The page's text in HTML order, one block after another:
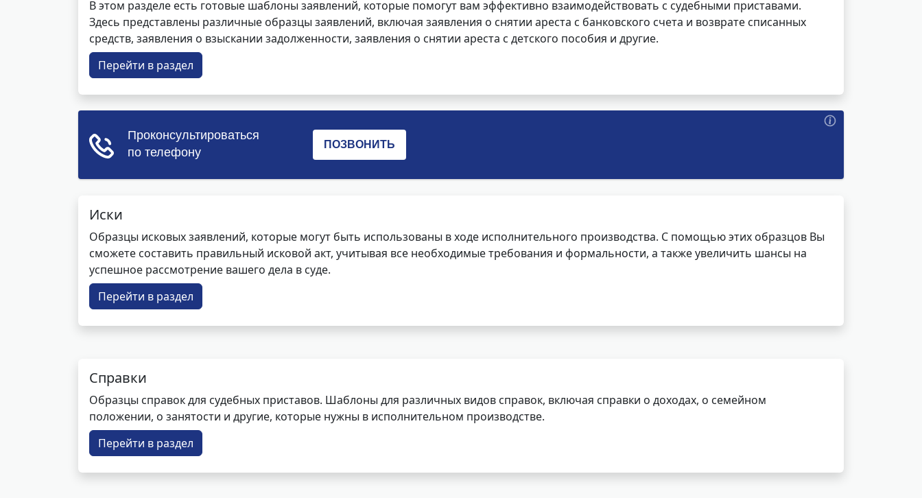
В этом разделе есть готовые шаблоны заявлений, которые помогут вам эффективно взаимодействовать с судебными приставами.
Здесь представлены различные образцы заявлений, включая заявления о снятии ареста с банковского счета и возврате списанных
средств, заявления о взыскании задолженности, заявления о снятии ареста с детского пособия и другие.
Перейти в раздел
Иски
Образцы исковых заявлений, которые могут быть использованы в ходе исполнительного производства. С помощью этих образцов Вы
сможете составить правильный исковой акт, учитывая все необходимые требования и формальности, а также увеличить шансы на
успешное рассмотрение вашего дела в суде.
Перейти в раздел
Справки
Образцы справок для судебных приставов. Шаблоны для различных видов справок, включая справки о доходах, о семейном
положении, о занятости и другие, которые нужны в исполнительном производстве.
Перейти в раздел